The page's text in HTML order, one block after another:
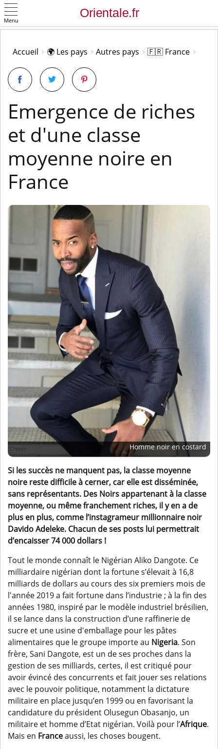
Menu
Accueil 🌍 Les pays Autres pays 🇫🇷 France
Emergence de riches
et d'une classe
moyenne noire en
France
Homme noir en costard
Si les succès ne manquent pas, la classe moyenne
noire reste difficile à cerner, car elle est disséminée,
sans représentants. Des Noirs appartenant à la classe
moyenne, ou même franchement riches, il y en a de
plus en plus, comme l’instagrameur millionnaire noir
Davido Adeleke. Chacun de ses posts lui permettrait
d’encaisser 74 000 dollars !
Tout le monde connaît le Nigérian Aliko Dangote. Ce
milliardaire nigérian dont la fortune s’élevait à 16,8
milliards de dollars au cours des six premiers mois de
l'année 2019 a fait fortune dans l’industrie ; à la fin des
années 1980, inspiré par le modèle industriel brésilien,
il se lance dans la construction d’une raffinerie de
sucre et une usine d'emballage pour les pâtes
alimentaires que le groupe importe au Nigeria. Son
frère, Sani Dangote, est un de ses proches dans la
gestion de ses milliards, certes, il est critiqué pour
avoir évincé des concurrents et fait jouer ses relations
avec le pouvoir politique, notamment la dictature
militaire en place jusqu’en 1999 ou en favorisant la
candidature du président Olusegun Obasanjo, un
militaire et homme d’Etat nigérian. Voilà pour l’Afrique.
Mais en Franceaussi, les choses bougent.